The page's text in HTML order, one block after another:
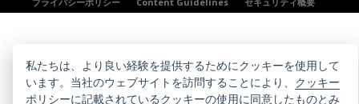
私たちは、より良い経験を提供するためにクッキーを使用して
います。当社のウェブサイトを訪問することにより、 クッキー
ポリシーに記載されているクッキーの使用に同意したものとみ